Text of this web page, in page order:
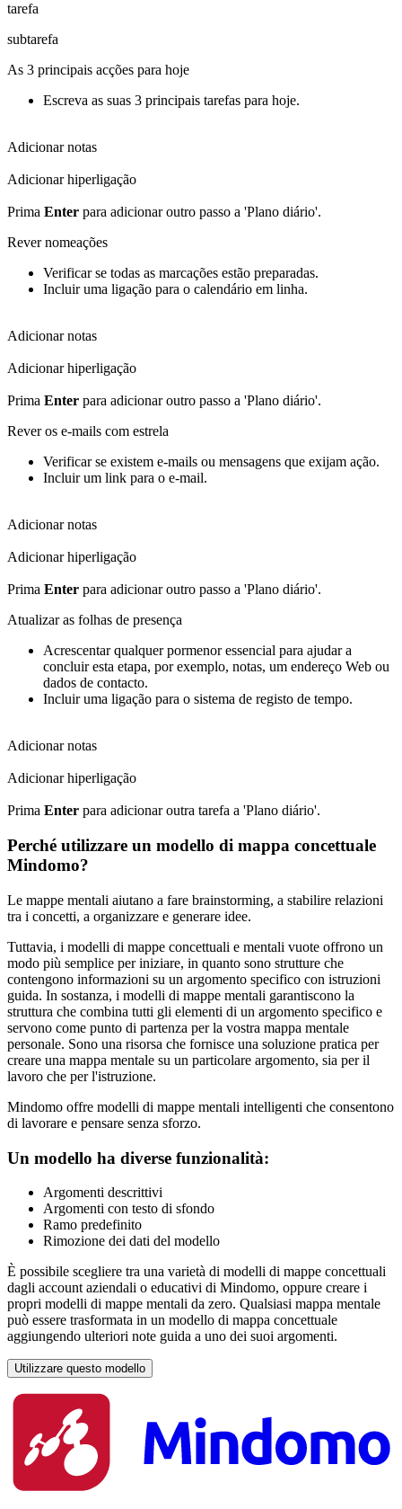
tarefa
subtarefa
As 3 principais acções para hoje
Escreva as suas 3 principais tarefas para hoje.
Adicionar notas
Adicionar hiperligação
Prima Enter para adicionar outro passo a 'Plano diário'.
Rever nomeações
Verificar se todas as marcações estão preparadas.
Incluir uma ligação para o calendário em linha.
Adicionar notas
Adicionar hiperligação
Prima Enter para adicionar outro passo a 'Plano diário'.
Rever os e-mails com estrela
Verificar se existem e-mails ou mensagens que exijam ação.
Incluir um link para o e-mail.
Adicionar notas
Adicionar hiperligação
Prima Enter para adicionar outro passo a 'Plano diário'.
Atualizar as folhas de presença
Acrescentar qualquer pormenor essencial para ajudar a
concluir esta etapa, por exemplo, notas, um endereço Web ou
dados de contacto.
Incluir uma ligação para o sistema de registo de tempo.
Adicionar notas
Adicionar hiperligação
Prima Enter para adicionar outra tarefa a 'Plano diário'.
Perché utilizzare un modello di mappa concettuale
Mindomo?
Le mappe mentali aiutano a fare brainstorming, a stabilire relazioni
tra i concetti, a organizzare e generare idee.
Tuttavia, i modelli di mappe concettuali e mentali vuote offrono un
modo più semplice per iniziare, in quanto sono strutture che
contengono informazioni su un argomento specifico con istruzioni
guida. In sostanza, i modelli di mappe mentali garantiscono la
struttura che combina tutti gli elementi di un argomento specifico e
servono come punto di partenza per la vostra mappa mentale
personale. Sono una risorsa che fornisce una soluzione pratica per
creare una mappa mentale su un particolare argomento, sia per il
lavoro che per l'istruzione.
Mindomo offre modelli di mappe mentali intelligenti che consentono
di lavorare e pensare senza sforzo.
Un modello ha diverse funzionalità:
Argomenti descrittivi
Argomenti con testo di sfondo
Ramo predefinito
Rimozione dei dati del modello
È possibile scegliere tra una varietà di modelli di mappe concettuali
dagli account aziendali o educativi di Mindomo, oppure creare i
propri modelli di mappe mentali da zero. Qualsiasi mappa mentale
può essere trasformata in un modello di mappa concettuale
aggiungendo ulteriori note guida a uno dei suoi argomenti.
Utilizzare questo modello